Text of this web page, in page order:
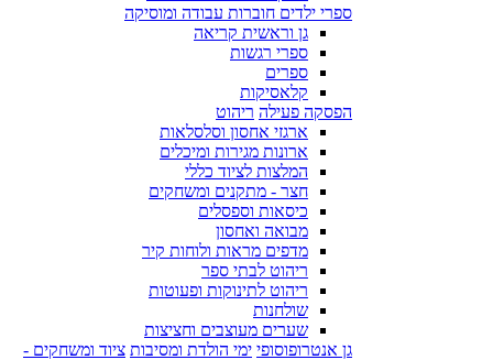
ספרי ילדים חוברות עבודה ומוסיקה
גן וראשית קריאה
ספרי רגשות
ספרים
קלאסיקות
הפסקה פעילה ריהוט
ארגזי אחסון וסלסלאות
ארונות מגירות ומיכלים
המלצות לציוד כללי
חצר - מתקנים ומשחקים
כיסאות וספסלים
מבואה ואחסון
מדפים מראות ולוחות קיר
ריהוט לבתי ספר
ריהוט לתינוקות ופעוטות
שולחנות
שערים מעוצבים וחציצות
גן אנטרופוסופי ימי הולדת ומסיבות ציוד ומשחקים -